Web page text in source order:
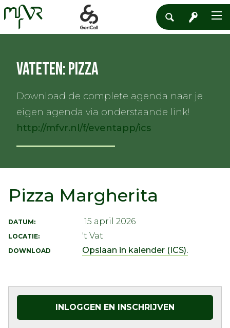
Vateten: Pizza
Download de complete agenda naar je
eigen agenda via onderstaande link!
http://mfvr.nl/f/eventapp/ics
Pizza Margherita
DATUM: 15 april 2026
LOCATIE: 't Vat
DOWNLOAD Opslaan in kalender (ICS).
INLOGGEN EN INSCHRIJVEN